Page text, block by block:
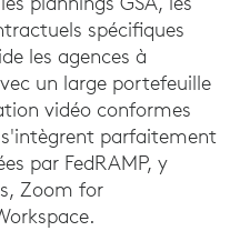
spécifiques
les agences à
un large portefeuille
vidéo conformes
parfaitement
par FedRAMP, y
Zoom for